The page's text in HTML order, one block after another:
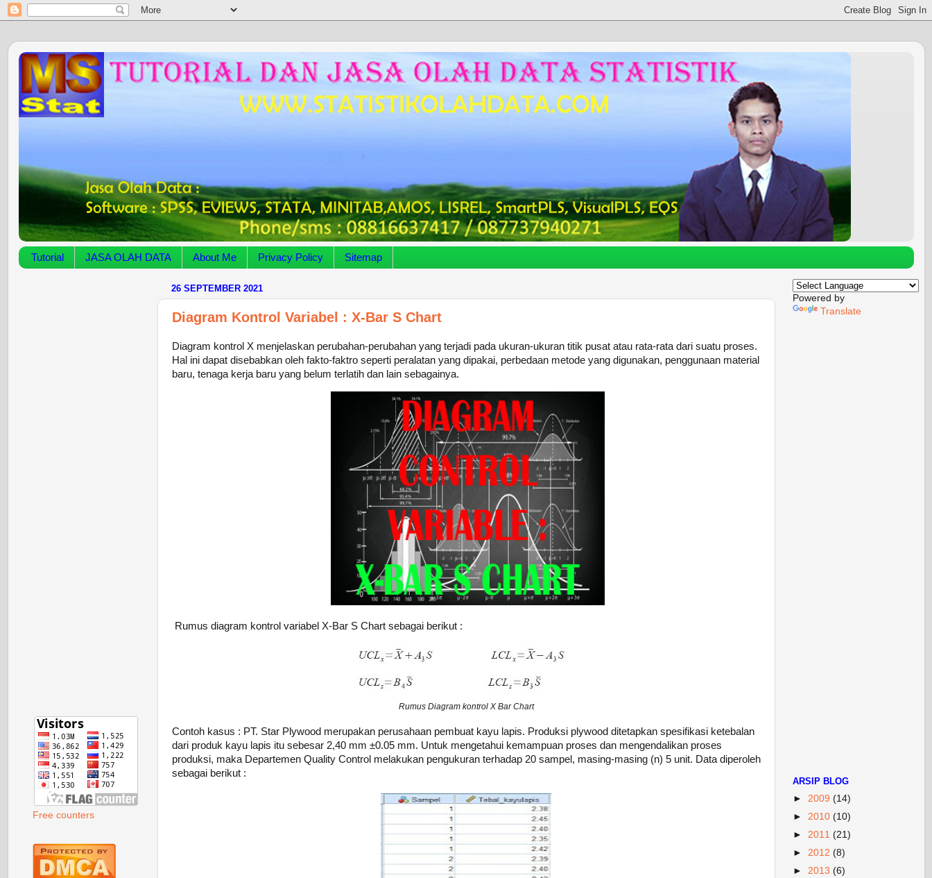
Tutorial JASA OLAH DATA About Me Privacy Policy Sitemap
26 SEPTEMBER 2021
Diagram Kontrol Variabel : X-Bar S Chart
Diagram kontrol X menjelaskan perubahan-perubahan yang terjadi pada ukuran-ukuran titik pusat atau rata-rata dari suatu proses.
Hal ini dapat disebabkan oleh fakto-faktro seperti peralatan yang dipakai, perbedaan metode yang digunakan, penggunaan material
baru, tenaga kerja baru yang belum terlatih dan lain sebagainya.
Rumus diagram kontrol variabel X-Bar S Chart sebagai berikut :
Rumus Diagram kontrol X Bar Chart
Contoh kasus : PT. Star Plywood merupakan perusahaan pembuat kayu lapis. Produksi plywood ditetapkan spesifikasi ketebalan
dari produk kayu lapis itu sebesar 2,40 mm ±0.05 mm. Untuk mengetahui kemampuan proses dan mengendalikan proses
produksi, maka Departemen Quality Control melakukan pengukuran terhadap 20 sampel, masing-masing (n) 5 unit. Data diperoleh
sebagai berikut :
Free counters
Powered by
Translate
ARSIP BLOG
► 2009 (14)
► 2010 (10)
► 2011 (21)
► 2012 (8)
► 2013 (6)